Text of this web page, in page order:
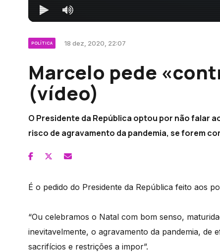
POLÍTICA 18 dez, 2020, 22:07
Marcelo pede
(vídeo)
O Presidente da República optou por não falar
risco de agravamento da pandemia, se forem
É o pedido do Presidente da República feito aos
“Ou celebramos o Natal com bom senso,
inevitavelmente, o agravamento da pandemia, de
sacrifícios e restrições a impor”.